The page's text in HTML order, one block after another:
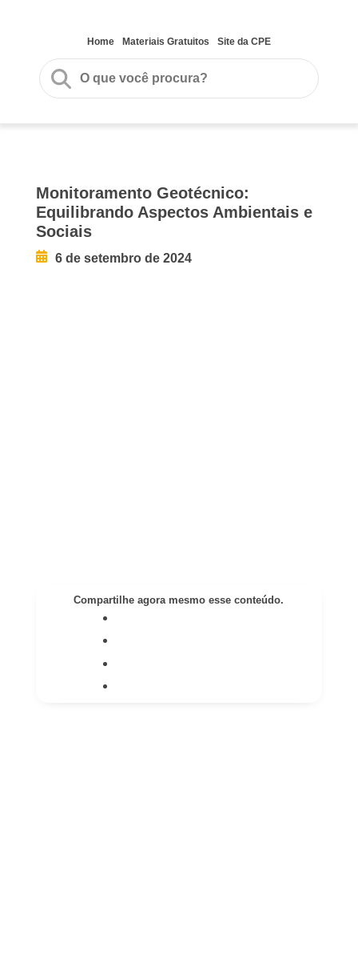
Home Materiais Gratuitos Site da CPE
Monitoramento Geotécnico:
Equilibrando Aspectos Ambientais e
Sociais
6 de setembro de 2024
Compartilhe agora mesmo esse conteúdo.